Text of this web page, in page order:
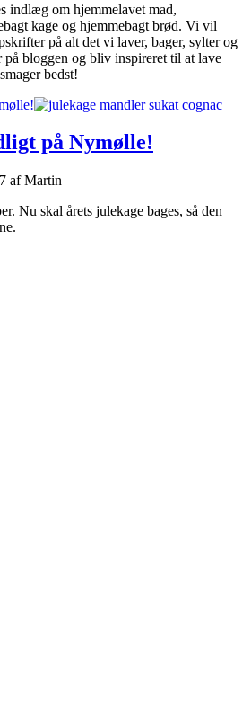
indlæg om hjemmelavet mad,
kage og hjemmebagt brød. Vi vil
på alt det vi laver, bager, sylter og
på bloggen og bliv inspireret til at lave
bedst!
på Nymølle!
afMartin
Nu skal årets julekage bages, så den